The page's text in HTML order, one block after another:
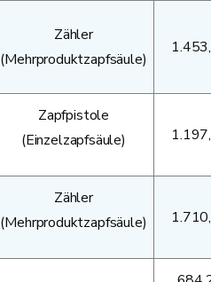
Zähler
(Mehrproduktzapfsäule)
Zapfpistole
(Einzelzapfsäule)
Zähler
(Mehrproduktzapfsäule)